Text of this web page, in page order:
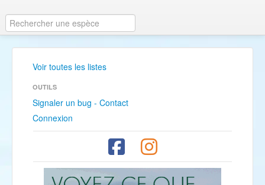
Voir toutes les listes
OUTILS
Signaler un bug - Contact
Connexion